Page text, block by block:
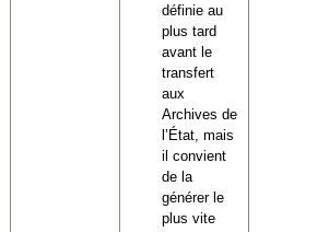
définie au
plus tard
avant le
transfert
aux
Archives de
l’État, mais
il convient
de la
générer le
plus vite